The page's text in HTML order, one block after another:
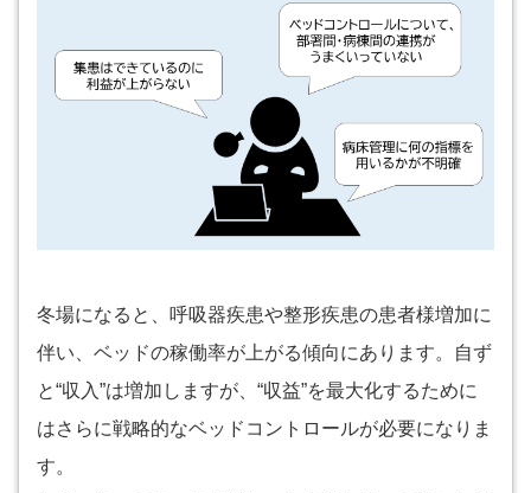
冬場になると、呼吸器疾患や整形疾患の患者様増加に
伴い、ベッドの稼働率が上がる傾向にあります。自ず
と“収入”は増加しますが、“収益”を最大化するために
はさらに戦略的なベッドコントロールが必要になりま
す。